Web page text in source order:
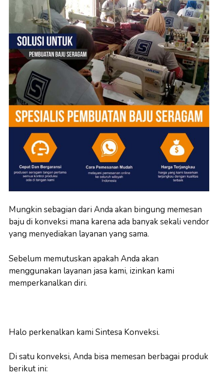
Mungkin sebagian dari Anda akan bingung memesan
baju di konveksi mana karena ada banyak sekali vendor
yang menyediakan layanan yang sama.
Sebelum memutuskan apakah Anda akan
menggunakan layanan jasa kami, izinkan kami
memperkanalkan diri.
Halo perkenalkan kami Sintesa Konveksi.
Di satu konveksi, Anda bisa memesan berbagai produk
berikut ini: